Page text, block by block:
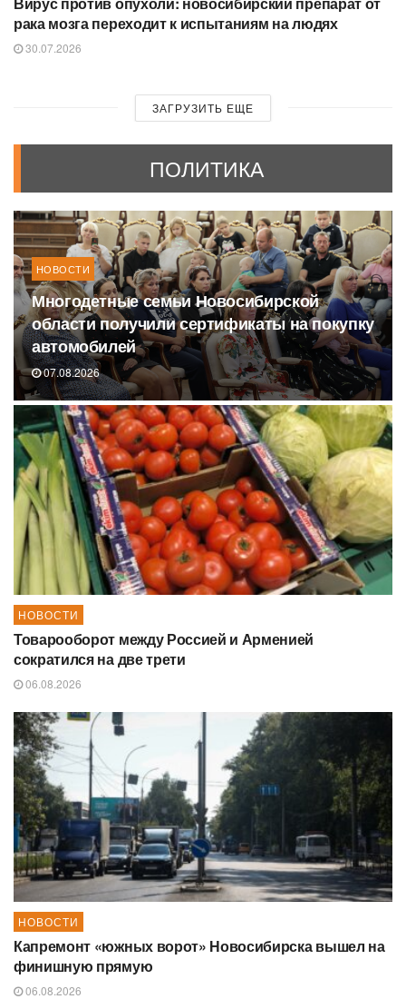
рака мозга переходит к испытаниям на людях
30.07.2026
ЗАГРУЗИТЬ ЕЩЕ
ПОЛИТИКА
НОВОСТИ
Многодетные семьи Новосибирской
области получили сертификаты на покупку
автомобилей
07.08.2026
НОВОСТИ
Товарооборот между Россией и Арменией
сократился на две трети
06.08.2026
НОВОСТИ
Капремонт «южных ворот» Новосибирска вышел на
финишную прямую
06.08.2026